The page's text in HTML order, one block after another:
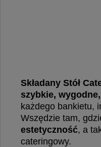
Składany Stół
szybkie,
każdego bankietu,
Wszędzie tam,
estetyczność, a
cateringowy.